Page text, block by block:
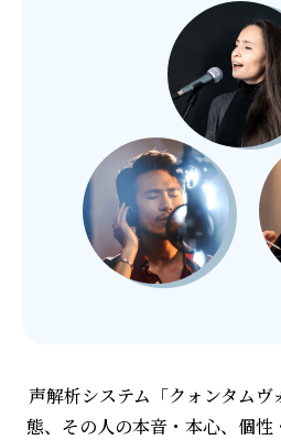
声解析システム「クォンタム
態、その人の本音・本心、個